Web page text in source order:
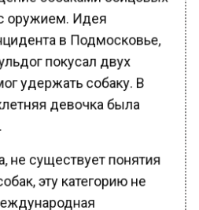
оружием. Идея
в Подмосковье,
покусал двух
удержать собаку. В
девочка была
не существует понятия
эту категорию не